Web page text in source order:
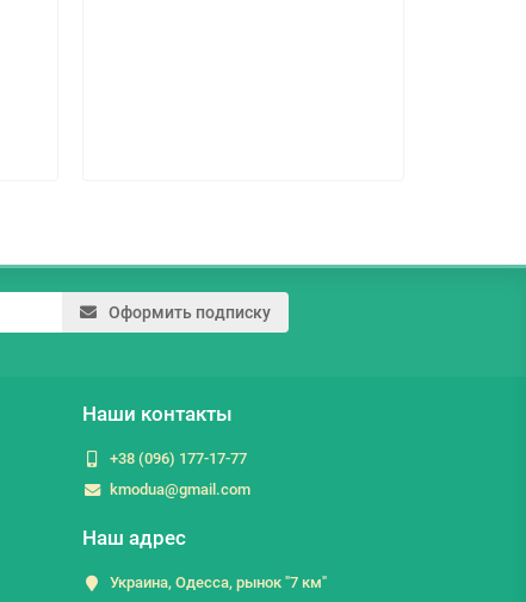
Оформить подписку
Наши контакты
+38 (096) 177-17-77
kmodua@gmail.com
Наш адрес
Украина, Одесса, рынок "7 км"